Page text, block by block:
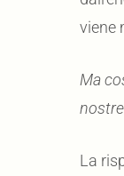
viene
Ma
La